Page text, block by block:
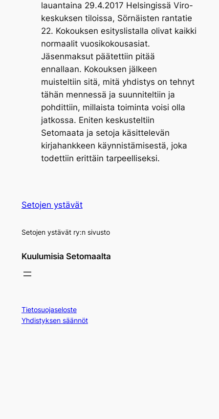
lauantaina 29.4.2017 Helsingissä Viro-
keskuksen tiloissa, Sörnäisten rantatie
22. Kokouksen esityslistalla olivat kaikki
normaalit vuosikokousasiat.
Jäsenmaksut päätettiin pitää
ennallaan. Kokouksen jälkeen
muisteltiin sitä, mitä yhdistys on tehnyt
tähän mennessä ja suunniteltiin ja
pohdittiin, millaista toiminta voisi olla
jatkossa. Eniten keskusteltiin
Setomaata ja setoja käsittelevän
kirjahankkeen käynnistämisestä, joka
todettiin erittäin tarpeelliseksi.
Setojen ystävät
Setojen ystävät ry:n sivusto
Kuulumisia Setomaalta
Tietosuojaseloste
Yhdistyksen säännöt